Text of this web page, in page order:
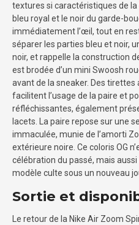
textures si caractéristiques de
bleu royal et le noir du garde-
immédiatement l’œil, tout en
séparer les parties bleu et noir,
noir, et rappelle la construction
est brodée d’un mini Swoosh
avant de la sneaker. Des
facilitent l’usage de la paire et
réfléchissantes, également
lacets. La paire repose sur une
immaculée, munie de l’amorti
extérieure noire. Ce coloris OG
célébration du passé, mais
modèle culte sous un nouveau
Sortie et
Le retour de la Nike Air Zoom